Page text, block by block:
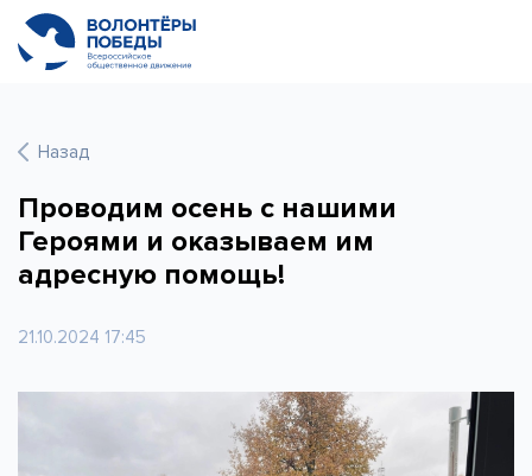
Назад
Проводим осень с нашими
Героями и оказываем им
адресную помощь!
21.10.2024 17:45